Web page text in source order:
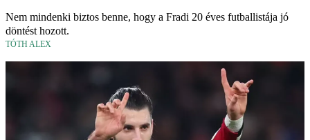
Nem mindenki biztos benne, hogy a Fradi 20 éves futballistája jó
döntést hozott.
TÓTH ALEX